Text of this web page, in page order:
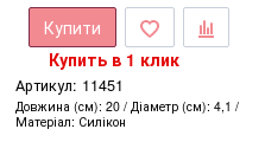
Купити
Купить в 1 клик
Артикул: 11451
Довжина (см) 20 Діаметр (см) 4,1
Матеріал Силікон